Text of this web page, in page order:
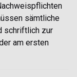
sämtliche
schriftlich zur
am ersten